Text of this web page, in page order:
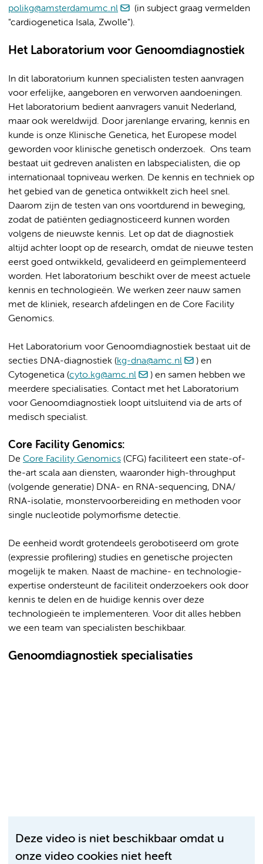
polikg@amsterdamumc.nl
(in subject graag vermelden
"cardiogenetica Isala, Zwolle").
Het Laboratorium voor Genoomdiagnostiek
In dit laboratorium kunnen specialisten testen aanvragen
voor erfelijke, aangeboren en verworven aandoeningen.
Het laboratorium bedient aanvragers vanuit Nederland,
maar ook wereldwijd. Door jarenlange ervaring, kennis en
kunde is onze Klinische Genetica, het Europese model
geworden voor klinische genetisch onderzoek. Ons team
bestaat uit gedreven analisten en labspecialisten, die op
internationaal topniveau werken. De kennis en techniek op
het gebied van de genetica ontwikkelt zich heel snel.
Daarom zijn de testen van ons voortdurend in beweging,
zodat de patiënten gediagnosticeerd kunnen worden
volgens de nieuwste kennis. Let op dat de diagnostiek
altijd achter loopt op de research, omdat de nieuwe testen
eerst goed ontwikkeld, gevalideerd en geïmplementeerd
worden. Het laboratorium beschikt over de meest actuele
kennis en technologieën. We werken zeer nauw samen
met de kliniek, research afdelingen en de Core Facility
Genomics.
Het Laboratorium voor Genoomdiagnostiek bestaat uit de
secties DNA-diagnostiek (kg-dna@amc.nl
) en
Cytogenetica (cyto.kg@amc.nl
) en samen hebben we
meerdere specialisaties. Contact met het Laboratorium
voor Genoomdiagnostiek loopt uitsluitend via de arts of
medisch specialist.
Core Facility Genomics:
De Core Facility Genomics (CFG) faciliteert een state-of-
the-art scala aan diensten, waaronder high-throughput
(volgende generatie) DNA- en RNA-sequencing, DNA/
RNA-isolatie, monstervoorbereiding en methoden voor
single nucleotide polymorfisme detectie.
De eenheid wordt grotendeels gerobotiseerd om grote
(expressie profilering) studies en genetische projecten
mogelijk te maken. Naast de machine- en technologie-
expertise ondersteunt de faciliteit onderzoekers ook door
kennis te delen en de huidige kennis over deze
technologieën te implementeren. Voor dit alles hebben
we een team van specialisten beschikbaar.
Genoomdiagnostiek specialisaties
Deze video is niet beschikbaar omdat u
onze video cookies niet heeft